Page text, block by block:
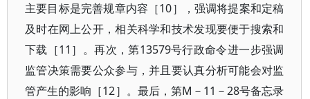
主要目标是完善规章内容［10］，强调将提案和定稿
及时在网上公开，相关科学和技术发现要便于搜索和
下载［11］。再次，第13579号行政命令进一步强调
监管决策需要公众参与，并且要认真分析可能会对监
管产生的影响［12］。最后，第M－11－28号备忘录